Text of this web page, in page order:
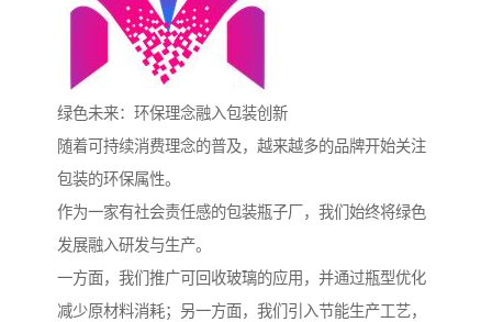
绿色未来：环保理念融入包装创新
随着可持续消费理念的普及，越来越多的品牌开始关注
包装的环保属性。
作为一家有社会责任感的包装瓶子厂，我们始终将绿色
发展融入研发与生产。
一方面，我们推广可回收玻璃的应用，并通过瓶型优化
减少原材料消耗；另一方面，我们引入节能生产工艺，